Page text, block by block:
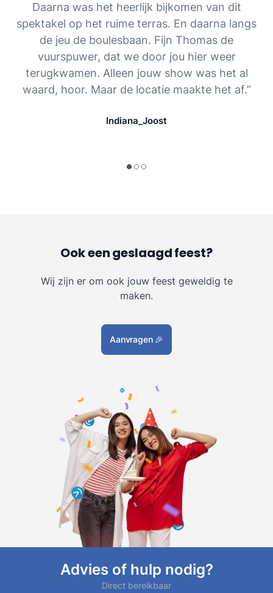
Daarna was het heerlijk bijkomen van dit
spektakel op het ruime terras. En daarna langs
de jeu de boulesbaan. Fijn Thomas de
vuurspuwer, dat we door jou hier weer
terugkwamen. Alleen jouw show was het al
waard, hoor. Maar de locatie maakte het af.”
Indiana_Joost
Ook een geslaagd feest?
Wij zijn er om ook jouw feest geweldig te
maken.
Aanvragen 🎉
Advies of hulp nodig?
Direct bereikbaar